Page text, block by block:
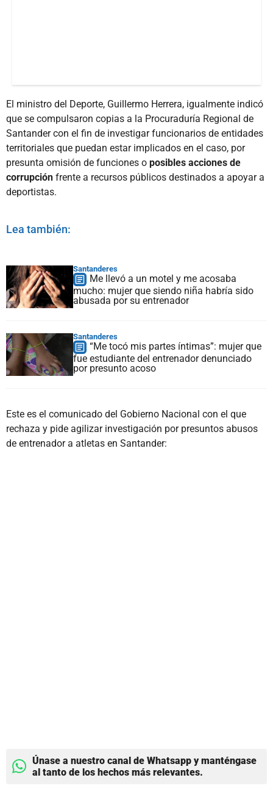
El ministro del Deporte, Guillermo Herrera, igualmente indicó
que se compulsaron copias a la Procuraduría Regional de
Santander con el fin de investigar funcionarios de entidades
territoriales que puedan estar implicados en el caso, por
presunta omisión de funciones o posibles acciones de
corrupción frente a recursos públicos destinados a apoyar a
deportistas.
Lea también:
Santanderes
Me llevó a un motel y me acosaba
mucho: mujer que siendo niña habría sido
abusada por su entrenador
Santanderes
“Me tocó mis partes íntimas”: mujer que
fue estudiante del entrenador denunciado
por presunto acoso
Este es el comunicado del Gobierno Nacional con el que
rechaza y pide agilizar investigación por presuntos abusos
de entrenador a atletas en Santander:
Únase a nuestro canal de Whatsapp y manténgase
al tanto de los hechos más relevantes.